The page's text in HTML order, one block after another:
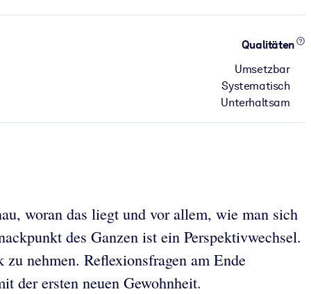
Qualitäten
Umsetzbar
Systematisch
Unterhaltsam
woran das liegt und vor allem, wie man sich
des Ganzen ist ein Perspektivwechsel.
nehmen. Reflexionsfragen am Ende
der ersten neuen Gewohnheit.